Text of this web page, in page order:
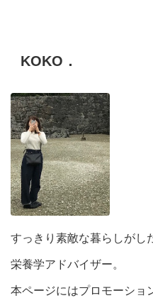
KOKO．
すっきり素敵な暮らしがし
栄養学アドバイザー。
本ページにはプロモーショ